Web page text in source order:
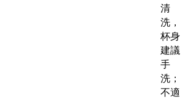
清
洗，
杯身
建議
手
洗；
不適